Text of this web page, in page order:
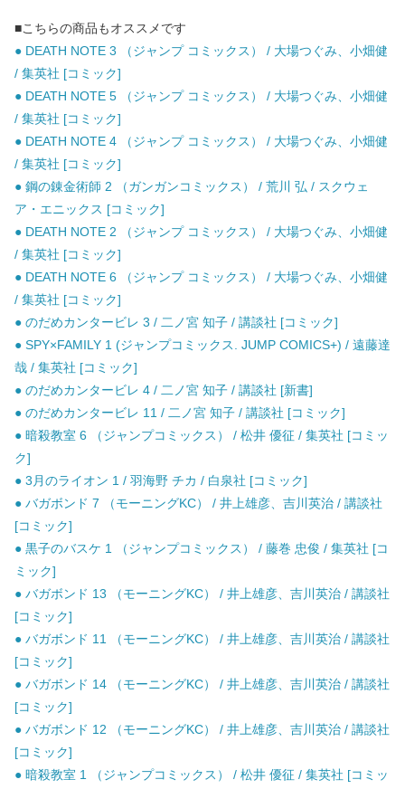
■こちらの商品もオススメです
● DEATH NOTE 3 （ジャンプ コミックス） / 大場つぐみ、小畑健
/ 集英社 [コミック]
● DEATH NOTE 5 （ジャンプ コミックス） / 大場つぐみ、小畑健
/ 集英社 [コミック]
● DEATH NOTE 4 （ジャンプ コミックス） / 大場つぐみ、小畑健
/ 集英社 [コミック]
● 鋼の錬金術師 2 （ガンガンコミックス） / 荒川 弘 / スクウェ
ア・エニックス [コミック]
● DEATH NOTE 2 （ジャンプ コミックス） / 大場つぐみ、小畑健
/ 集英社 [コミック]
● DEATH NOTE 6 （ジャンプ コミックス） / 大場つぐみ、小畑健
/ 集英社 [コミック]
● のだめカンタービレ 3 / 二ノ宮 知子 / 講談社 [コミック]
● SPY×FAMILY 1 (ジャンプコミックス. JUMP COMICS+) / 遠藤達
哉 / 集英社 [コミック]
● のだめカンタービレ 4 / 二ノ宮 知子 / 講談社 [新書]
● のだめカンタービレ 11 / 二ノ宮 知子 / 講談社 [コミック]
● 暗殺教室 6 （ジャンプコミックス） / 松井 優征 / 集英社 [コミッ
ク]
● 3月のライオン 1 / 羽海野 チカ / 白泉社 [コミック]
● バガボンド 7 （モーニングKC） / 井上雄彦、吉川英治 / 講談社
[コミック]
● 黒子のバスケ 1 （ジャンプコミックス） / 藤巻 忠俊 / 集英社 [コ
ミック]
● バガボンド 13 （モーニングKC） / 井上雄彦、吉川英治 / 講談社
[コミック]
● バガボンド 11 （モーニングKC） / 井上雄彦、吉川英治 / 講談社
[コミック]
● バガボンド 14 （モーニングKC） / 井上雄彦、吉川英治 / 講談社
[コミック]
● バガボンド 12 （モーニングKC） / 井上雄彦、吉川英治 / 講談社
[コミック]
● 暗殺教室 1 （ジャンプコミックス） / 松井 優征 / 集英社 [コミッ